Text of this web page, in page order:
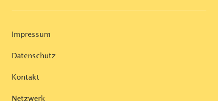
Impressum
Datenschutz
Kontakt
Netzwerk